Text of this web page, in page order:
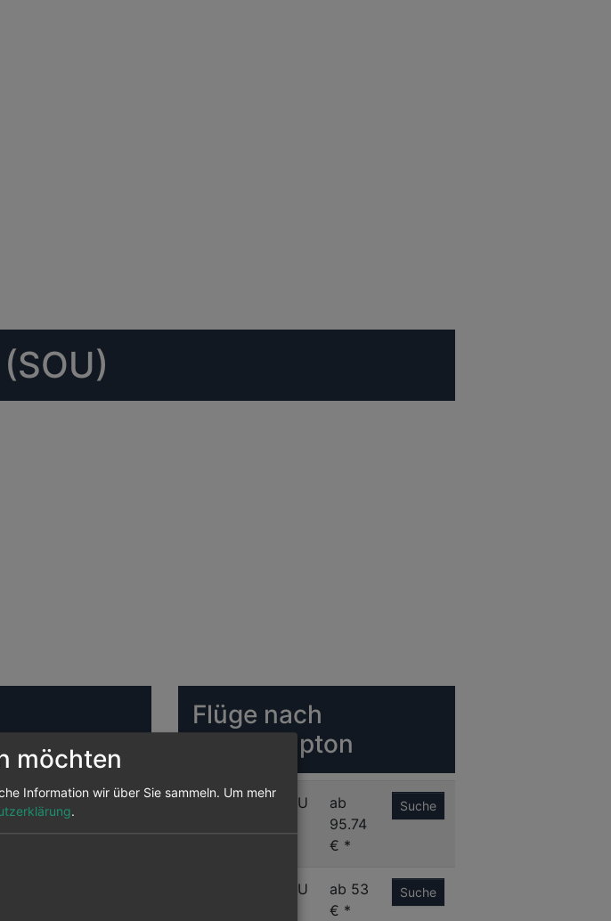
Ziele bedient
20 Prozent aller
Flüge nach
Southampton
HAM SOU
ab
95.74
€ *
Suche
SOU
ab 53
€ *
Suche
möchten
Information wir über Sie sammeln. Um mehr
.